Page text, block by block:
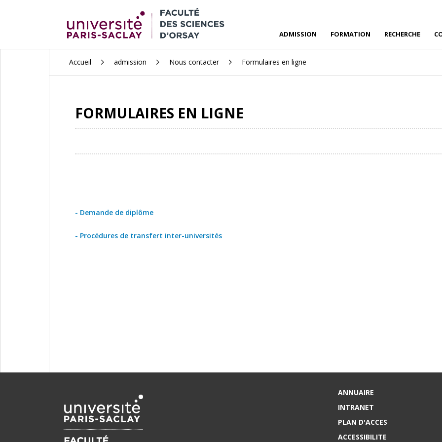
ADMISSION FORMATION RECHERCHE
Accueil admission Nous contacter Formulaires en ligne
FORMULAIRES EN LIGNE
- Demande de diplôme
- Procédures de transfert inter-universités
ANNUAIRE
INTRANET
PLAN D'ACCES
ACCESSIBILITE